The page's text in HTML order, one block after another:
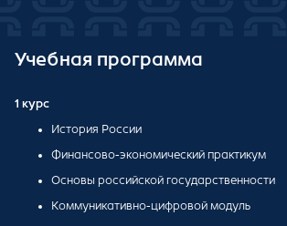
Учебная программа
1 курс
История России
Финансово-экономический практикум
Основы российской государственности
Коммуникативно-цифровой модуль